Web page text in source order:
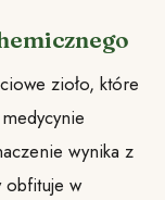
zioło, które
wynika z
obfituje w